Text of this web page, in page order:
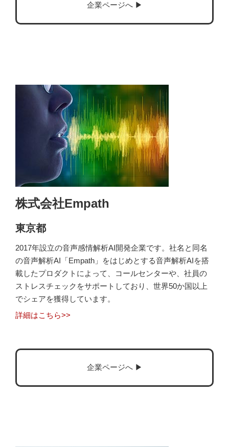
企業ページへ ▶︎
株式会社Empath
東京都
2017年設立の音声感情解析AI開発企業です。社名と同名
の音声解析AI「Empath」をはじめとする音声解析AIを搭
載したプロダクトによって、コールセンターや、社員の
ストレスチェックをサポートしており、世界50か国以上
でシェアを獲得しています。
詳細はこちら>>
企業ページへ ▶︎